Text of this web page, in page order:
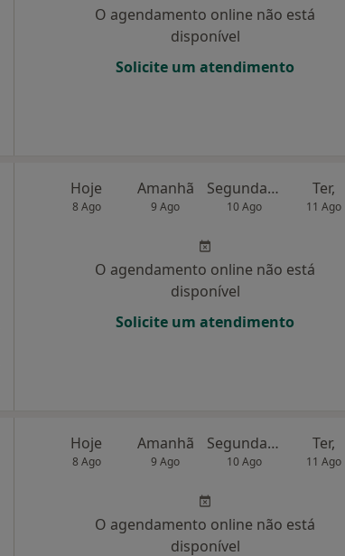
O agendamento online não está
disponível
Solicite um atendimento
Hoje
8 Ago
Amanhã
9 Ago
Segunda-feira
10 Ago
Ter,
11 Ago
O agendamento online não está
disponível
Solicite um atendimento
Hoje
8 Ago
Amanhã
9 Ago
Segunda-feira
10 Ago
Ter,
11 Ago
O agendamento online não está
disponível